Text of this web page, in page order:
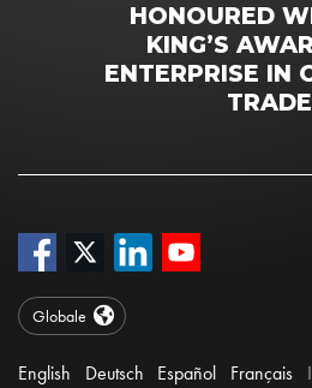
HONOURED
KING’S
ENTERPRISE IN
TRADE
Globale
English Deutsch Español Français